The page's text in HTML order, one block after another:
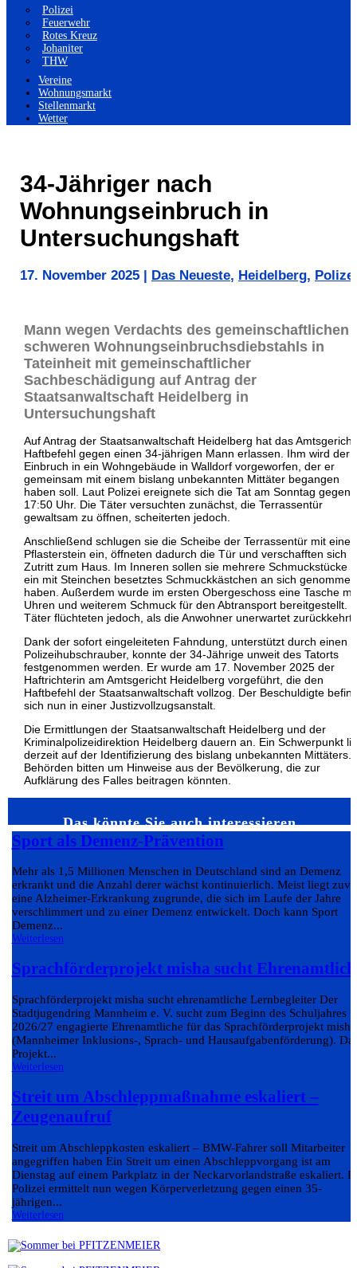
Polizei
Feuerwehr
Rotes Kreuz
Johaniter
THW
Vereine
Wohnungsmarkt
Stellenmarkt
Wetter
34-Jähriger nach
Wohnungseinbruch in
Untersuchungshaft
17. November 2025 Das Neueste, Heidelberg, Polizei
Mann wegen Verdachts des gemeinschaftlichen
schweren Wohnungseinbruchsdiebstahls in
Tateinheit mit gemeinschaftlicher
Sachbeschädigung auf Antrag der
Staatsanwaltschaft Heidelberg in
Untersuchungshaft
Auf Antrag der Staatsanwaltschaft Heidelberg hat das Amtsgericht
Haftbefehl gegen einen 34-jährigen Mann erlassen. Ihm wird der
Einbruch in ein Wohngebäude in Walldorf vorgeworfen, der er
gemeinsam mit einem bislang unbekannten Mittäter begangen
haben soll. Laut Polizei ereignete sich die Tat am Sonntag gegen
17:50 Uhr. Die Täter versuchten zunächst, die Terrassentür
gewaltsam zu öffnen, scheiterten jedoch.
Anschließend schlugen sie die Scheibe der Terrassentür mit
Pflasterstein ein, öffneten dadurch die Tür und verschafften sich
Zutritt zum Haus. Im Inneren sollen sie mehrere Schmuckstücke
ein mit Steinchen besetztes Schmuckkästchen an sich genommen
haben. Außerdem wurde im ersten Obergeschoss eine Tasche mit
Uhren und weiterem Schmuck für den Abtransport bereitgestellt.
Täter flüchteten jedoch, als die Anwohner unerwartet
Dank der sofort eingeleiteten Fahndung, unterstützt durch einen
Polizeihubschrauber, konnte der 34-Jährige unweit des Tatorts
festgenommen werden. Er wurde am 17. November 2025 der
Haftrichterin am Amtsgericht Heidelberg vorgeführt, die den
Haftbefehl der Staatsanwaltschaft vollzog. Der Beschuldigte
sich nun in einer Justizvollzugsanstalt.
Die Ermittlungen der Staatsanwaltschaft Heidelberg und der
Kriminalpolizeidirektion Heidelberg dauern an. Ein Schwerpunkt
derzeit auf der Identifizierung des bislang unbekannten Mittäters.
Behörden bitten um Hinweise aus der Bevölkerung, die zur
Aufklärung des Falles beitragen könnten.
Das könnte Sie auch interessieren…
Sport als Demenz-Prävention
Mehr als 1,5 Millionen Menschen in Deutschland sind an Demenz
erkrankt und die Anzahl derer wächst kontinuierlich. Meist liegt
eine Alzheimer-Erkrankung zugrunde, die sich im Laufe der Jahre
verschlimmert und zu einer Demenz entwickelt. Doch kann Sport
Demenz...
Weiterlesen
Sprachförderprojekt misha sucht
Sprachförderprojekt misha sucht ehrenamtliche Lernbegleiter Der
Stadtjugendring Mannheim e. V. sucht zum Beginn des Schuljahres
2026/27 engagierte Ehrenamtliche für das Sprachförderprojekt misha
(Mannheimer Inklusions-, Sprach- und Hausaufgabenförderung).
Projekt...
Weiterlesen
Streit um Abschleppmaßnahme eskaliert –
Zeugenaufruf
Streit um Abschleppkosten eskaliert – BMW-Fahrer soll Mitarbeiter
angegriffen haben Ein Streit um einen Abschleppvorgang ist am
Dienstag auf einem Parkplatz in der Neckarvorlandstraße eskaliert.
Polizei ermittelt nun wegen Körperverletzung gegen einen 35-
jährigen...
Weiterlesen